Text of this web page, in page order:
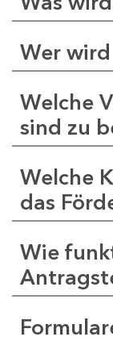
Wer
Welche
sind zu
Welche
das
Wie